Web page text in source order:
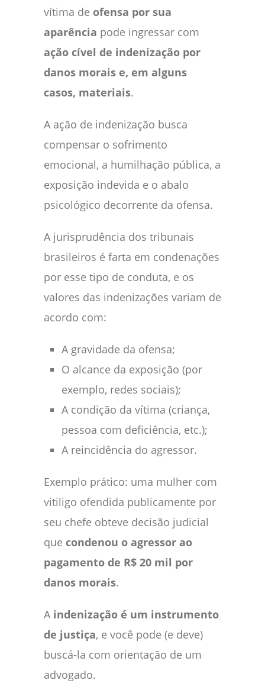
vítima de ofensa por sua
aparência pode ingressar com
ação cível de indenização por
danos morais e, em alguns
casos, materiais.
A ação de indenização busca
compensar o sofrimento
emocional, a humilhação pública, a
exposição indevida e o abalo
psicológico decorrente da ofensa.
A jurisprudência dos tribunais
brasileiros é farta em condenações
por esse tipo de conduta, e os
valores das indenizações variam de
acordo com:
A gravidade da ofensa;
O alcance da exposição (por
exemplo, redes sociais);
A condição da vítima (criança,
pessoa com deficiência, etc.);
A reincidência do agressor.
Exemplo prático: uma mulher com
vitiligo ofendida publicamente por
seu chefe obteve decisão judicial
que condenou o agressor ao
pagamento de R$ 20 mil por
danos morais.
A indenização é um instrumento
de justiça, e você pode (e deve)
buscá-la com orientação de um
advogado.